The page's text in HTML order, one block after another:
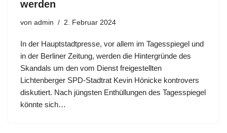
werden
von admin 2. Februar 2024
In der Hauptstadtpresse, vor allem im Tagesspiegel und
in der Berliner Zeitung, werden die Hintergründe des
Skandals um den vom Dienst freigestellten
Lichtenberger SPD-Stadtrat Kevin Hönicke kontrovers
diskutiert. Nach jüngsten Enthüllungen des Tagesspiegel
könnte sich…